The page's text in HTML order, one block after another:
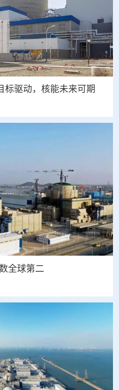
标驱动，核能未来可期
全球第二